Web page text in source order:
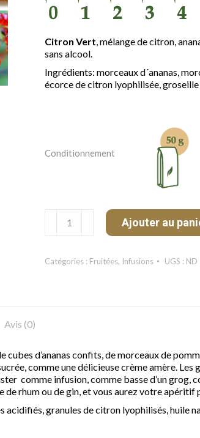
Citron Vert, mélange de citron,
sans alcool.
Ingrédients: morceaux d´ananas,
écorce de citron lyophilisée,
Conditionnement
Citron
Limonade
Ajouter au
Catégories : Fruitées, Infusions UGS : ND
Avis (0)
cubes d’ananas confits, de morceaux de
comme une délicieuse crème amère.
comme infusion, comme basse d’un
de rhum ou de gin, et vous aurez votre apéritif
acidifiés, granules de citron lyophilisés,